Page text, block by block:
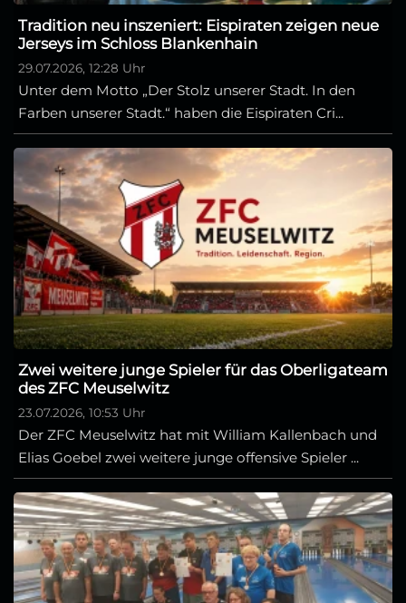
Tradition neu inszeniert: Eispiraten zeigen neue
Jerseys im Schloss Blankenhain
29.07.2026, 12:28 Uhr
Unter dem Motto „Der Stolz unserer Stadt. In den
Farben unserer Stadt.“ haben die Eispiraten Cri...
Zwei weitere junge Spieler für das Oberligateam
des ZFC Meuselwitz
23.07.2026, 10:53 Uhr
Der ZFC Meuselwitz hat mit William Kallenbach und
Elias Goebel zwei weitere junge offensive Spieler ...